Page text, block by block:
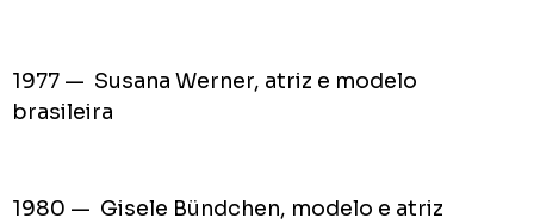
1977 — Susana Werner, atriz e modelo
brasileira
1980 — Gisele Bündchen, modelo e atriz